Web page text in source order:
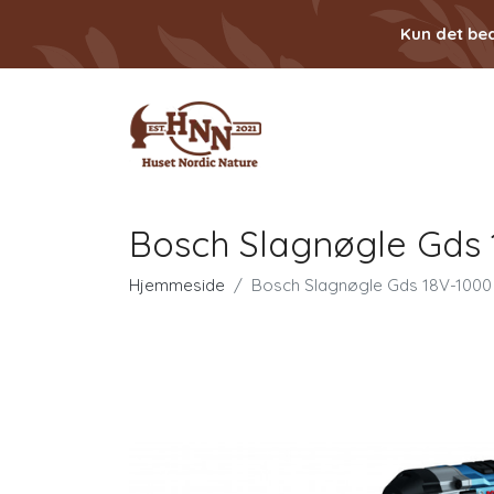
Kun det
Bosch Slagnøgle Gds
Hjemmeside Bosch Slagnøgle Gds 18V-